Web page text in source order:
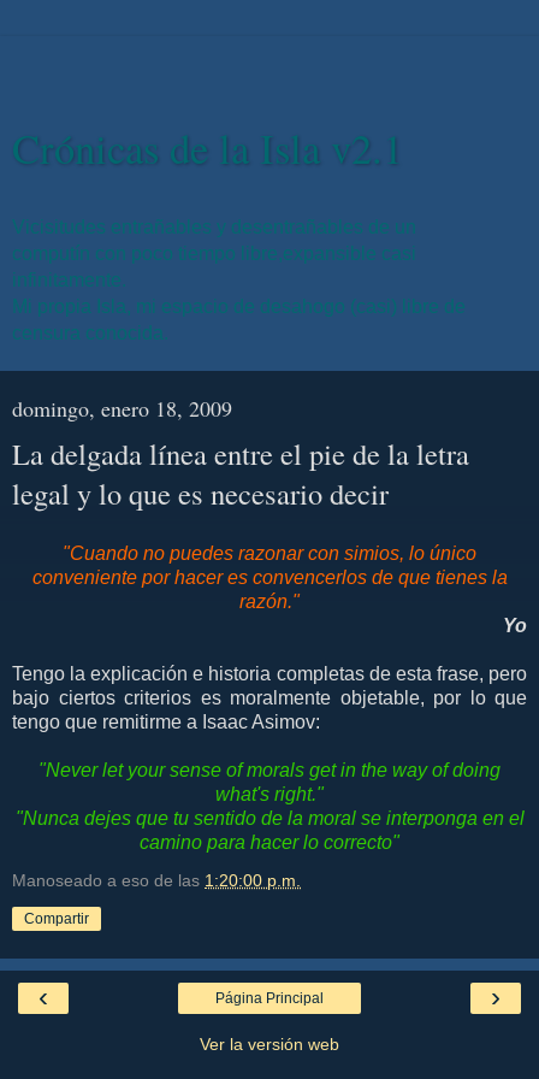
Crónicas de la Isla v2.1
Vicisitudes entrañables y desentrañables de un
computín con poco tiempo libre,expansible casi
infinitamente.
Mi propia Isla, mi espacio de desahogo (casi) libre de
censura conocida.
domingo, enero 18, 2009
La delgada línea entre el pie de la letra
legal y lo que es necesario decir
"Cuando no puedes razonar con simios, lo único
conveniente por hacer es convencerlos de que tienes la
razón."
Yo
Tengo la explicación e historia completas de esta frase, pero
bajo ciertos criterios es moralmente objetable, por lo que
tengo que remitirme a Isaac Asimov:
"Never let your sense of morals get in the way of doing
what's right."
"Nunca dejes que tu sentido de la moral se interponga en el
camino para hacer lo correcto"
Manoseado a eso de las 1:20:00 p.m.
Compartir
‹ ›
Página Principal
Ver la versión web